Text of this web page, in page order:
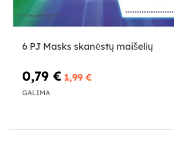
6 PJ Masks skanėstų maišelių
0,79 € 1,99 €
GALIMA